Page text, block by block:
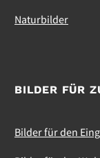
Naturbilder
BILDER FÜR
Bilder für den